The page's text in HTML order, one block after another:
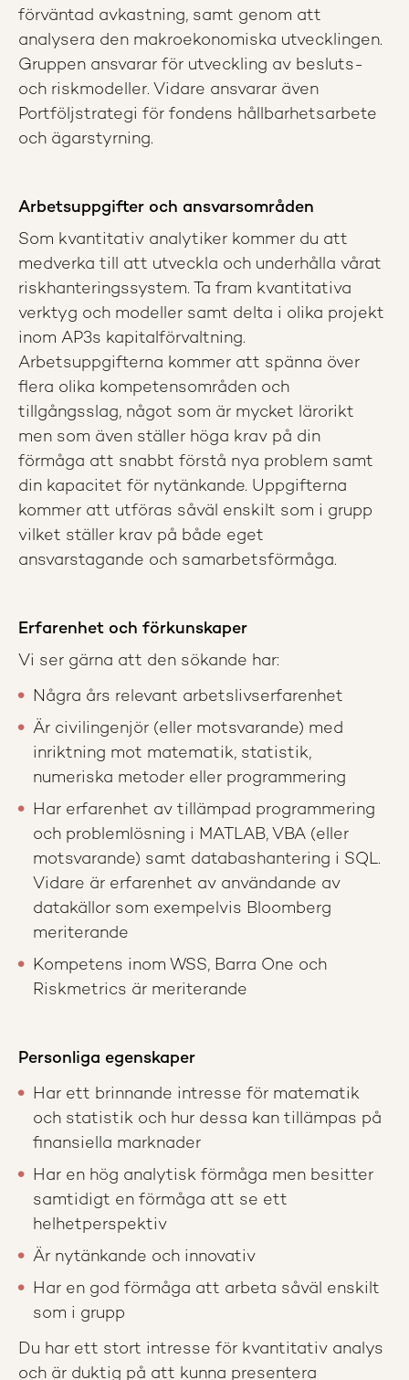
förväntad avkastning, samt genom att
analysera den makroekonomiska utvecklingen.
Gruppen ansvarar för utveckling av besluts-
och riskmodeller. Vidare ansvarar även
Portföljstrategi för fondens hållbarhetsarbete
och ägarstyrning.
Arbetsuppgifter och ansvarsområden
Som kvantitativ analytiker kommer du att
medverka till att utveckla och underhålla vårat
riskhanteringssystem. Ta fram kvantitativa
verktyg och modeller samt delta i olika projekt
inom AP3s kapitalförvaltning.
Arbetsuppgifterna kommer att spänna över
flera olika kompetensområden och
tillgångsslag, något som är mycket lärorikt
men som även ställer höga krav på din
förmåga att snabbt förstå nya problem samt
din kapacitet för nytänkande. Uppgifterna
kommer att utföras såväl enskilt som i grupp
vilket ställer krav på både eget
ansvarstagande och samarbetsförmåga.
Erfarenhet och förkunskaper
Vi ser gärna att den sökande har:
Några års relevant arbetslivserfarenhet
Är civilingenjör (eller motsvarande) med
inriktning mot matematik, statistik,
numeriska metoder eller programmering
Har erfarenhet av tillämpad programmering
och problemlösning i MATLAB, VBA (eller
motsvarande) samt databashantering i SQL.
Vidare är erfarenhet av användande av
datakällor som exempelvis Bloomberg
meriterande
Kompetens inom WSS, Barra One och
Riskmetrics är meriterande
Personliga egenskaper
Har ett brinnande intresse för matematik
och statistik och hur dessa kan tillämpas på
finansiella marknader
Har en hög analytisk förmåga men besitter
samtidigt en förmåga att se ett
helhetperspektiv
Är nytänkande och innovativ
Har en god förmåga att arbeta såväl enskilt
som i grupp
Du har ett stort intresse för kvantitativ analys
och är duktig på att kunna presentera